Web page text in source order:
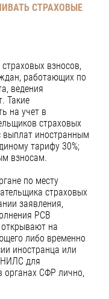
СТРАХОВЫЕ
взносов,
работающих по
ведения
Такие
на учет в
страховых
выплат иностранным
тарифу 30%;
взносам.
по месту
страховых
заявления,
РСВ
на
либо временно
иностранца или
для
органах СФР лично,